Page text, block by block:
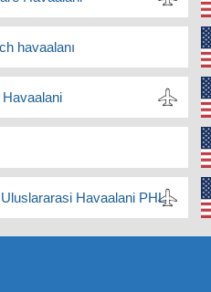
havaalanı
Havaalani PHL